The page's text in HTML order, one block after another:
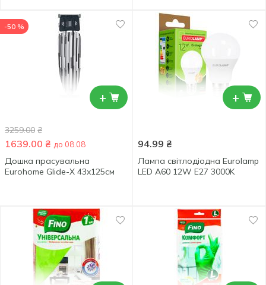
+
-50 %
3259.00 ₴
1639.00 ₴ до 08.08
Дошка прасувальна
Eurohome Glide-X 43x125см
+
94.99 ₴
Лампа світлодіодна Eurolamp
LED А60 12W E27 3000K